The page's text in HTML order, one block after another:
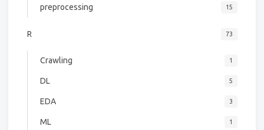
preprocessing 15
R 73
Crawling 1
DL 5
EDA 3
ML 1